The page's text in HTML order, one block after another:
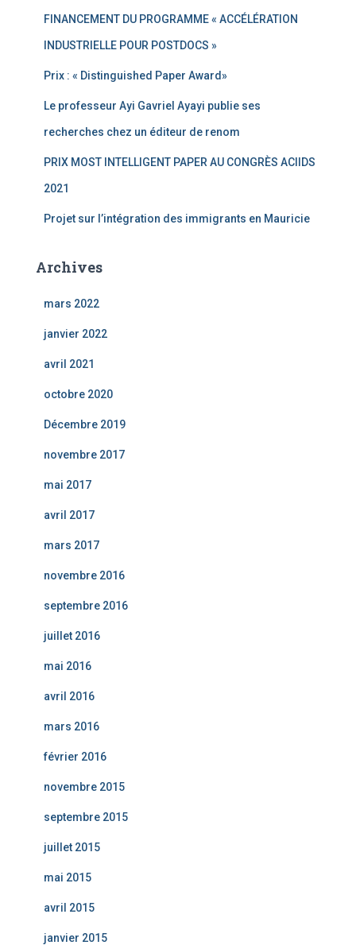
FINANCEMENT DU PROGRAMME « ACCÉLÉRATION
INDUSTRIELLE POUR POSTDOCS »
Prix : « Distinguished Paper Award»
Le professeur Ayi Gavriel Ayayi publie ses
recherches chez un éditeur de renom
PRIX MOST INTELLIGENT PAPER AU CONGRÈS ACIIDS
2021
Projet sur l’intégration des immigrants en Mauricie
Archives
mars 2022
janvier 2022
avril 2021
octobre 2020
Décembre 2019
novembre 2017
mai 2017
avril 2017
mars 2017
novembre 2016
septembre 2016
juillet 2016
mai 2016
avril 2016
mars 2016
février 2016
novembre 2015
septembre 2015
juillet 2015
mai 2015
avril 2015
janvier 2015